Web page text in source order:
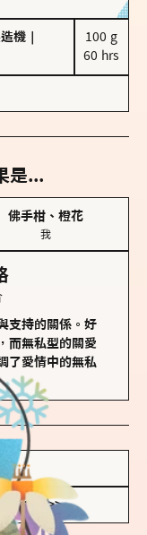
機
100 g
60 hrs
是...
佛手柑、橙花
我
支持的關係。好
而無私型的關愛
了愛情中的無私
解析 >>>